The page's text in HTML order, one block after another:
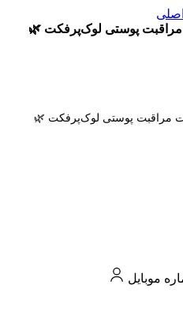
پوستی لوک‌پرفکت 🌿
مراقبت پوستی لوک‌پرفکت 🌿
موبایل